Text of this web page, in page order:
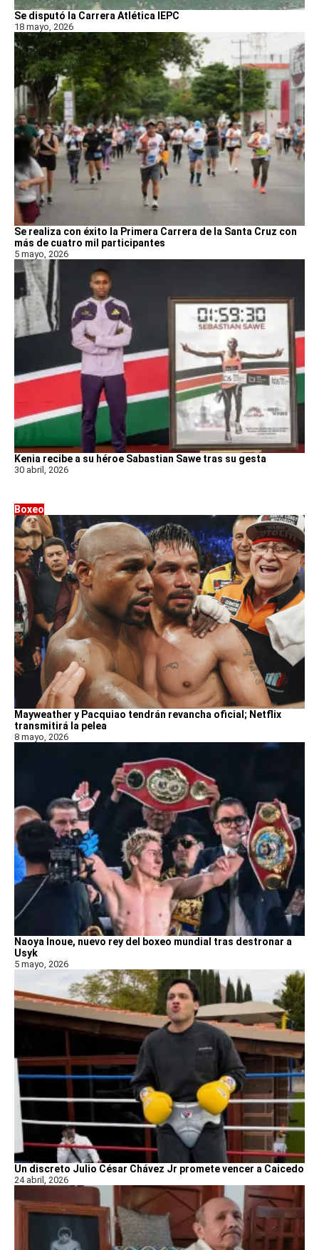
Se disputó la Carrera Atlética IEPC
18 mayo, 2026
Se realiza con éxito la Primera Carrera de la Santa Cruz con
más de cuatro mil participantes
5 mayo, 2026
Kenia recibe a su héroe Sabastian Sawe tras su gesta
30 abril, 2026
Boxeo
Mayweather y Pacquiao tendrán revancha oficial; Netflix
transmitirá la pelea
8 mayo, 2026
Naoya Inoue, nuevo rey del boxeo mundial tras destronar a
Usyk
5 mayo, 2026
Un discreto Julio César Chávez Jr promete vencer a Caicedo
24 abril, 2026